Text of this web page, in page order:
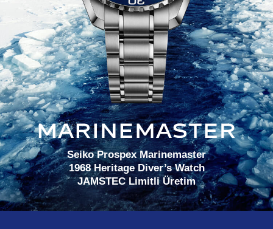
Seiko Prospex Marinemaster
1968 Heritage Diver’s Watch
JAMSTEC Limitli Üretim